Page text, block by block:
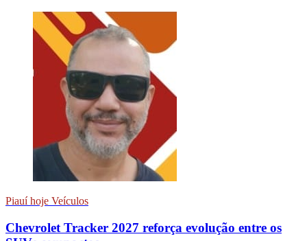
Piauí hoje Veículos
Chevrolet Tracker 2027 reforça evolução entre os